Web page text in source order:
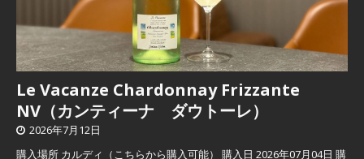
Le Vacanze Chardonnay Frizzante
NV（カンティーナ ダウトーレ）
2026年7月12日
購入場所 カルディ（こちらから購入可能） 購入日 2026年07月04日 購